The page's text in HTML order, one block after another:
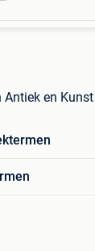
Antiek en Kunst